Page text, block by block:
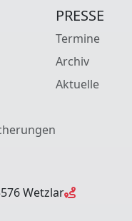
PRESSE
Termine
Archiv
Aktuelle
Wetzlar